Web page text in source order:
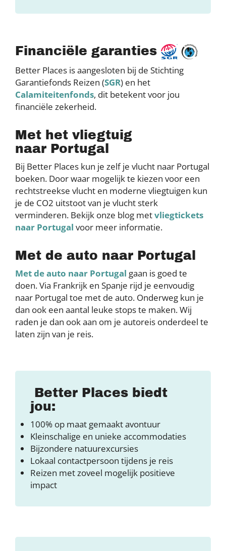
Financiële garanties
Better Places is aangesloten bij de Stichting
Garantiefonds Reizen (SGR) en het
Calamiteitenfonds, dit betekent voor jou
financiële zekerheid.
Met het vliegtuig
naar Portugal
Bij Better Places kun je zelf je vlucht naar Portugal
boeken. Door waar mogelijk te kiezen voor een
rechtstreekse vlucht en moderne vliegtuigen kun
je de CO2 uitstoot van je vlucht sterk
verminderen. Bekijk onze blog metvliegtickets
naar Portugal voor meer informatie.
Met de auto naar Portugal
Met de auto naar Portugal gaan is goed te
doen. Via Frankrijk en Spanje rijd je eenvoudig
naar Portugal toe met de auto. Onderweg kun je
dan ook een aantal leuke stops te maken. Wij
raden je dan ook aan om je autoreis onderdeel te
laten zijn van je reis.
Better Places biedt
jou:
100% op maat gemaakt avontuur
Kleinschalige en unieke accommodaties
Bijzondere natuurexcursies
Lokaal contactpersoon tijdens je reis
Reizen met zoveel mogelijk positieve
impact